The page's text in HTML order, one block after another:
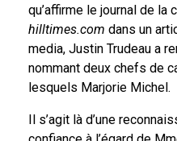
qu’affirme le journal de la
hilltimes.com dans un
media, Justin Trudeau a
nommant deux chefs de
lesquels Marjorie Michel.
Il s’agit là d’une